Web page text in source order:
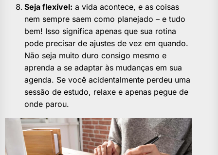
Seja flexível: a vida acontece, e as coisas
nem sempre saem como planejado – e tudo
bem! Isso significa apenas que sua rotina
pode precisar de ajustes de vez em quando.
Não seja muito duro consigo mesmo e
aprenda a se adaptar às mudanças em sua
agenda. Se você acidentalmente perdeu uma
sessão de estudo, relaxe e apenas pegue de
onde parou.